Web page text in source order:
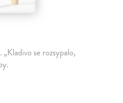
se rozsypalo,